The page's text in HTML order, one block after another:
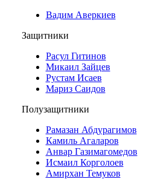
Вадим Аверкиев
Защитники
Расул Гитинов
Микаил Зайцев
Рустам Исаев
Мариз Саидов
Полузащитники
Рамазан Абдурагимов
Камиль Агаларов
Анвар Газимагомедов
Исмаил Корголоев
Амирхан Темуков